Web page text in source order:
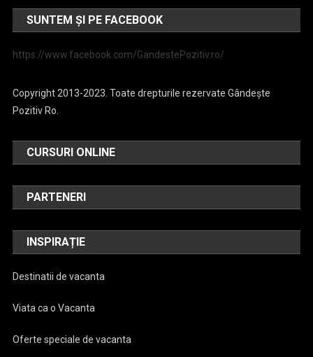
SUNTEM ȘI PE FACEBOOK
https://www.facebook.com/GandestePozitiv.ro/
Copyright 2013-2023. Toate drepturile rezervate Gândește
Pozitiv Ro.
CURSURI ONLINE
PARTENERI
INSPIRAȚIE
Destinatii de vacanta
Viata ca o Vacanta
Oferte speciale de vacanta